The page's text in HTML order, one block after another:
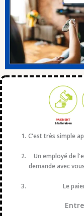
C'est très simple
Un employé de
demande avec
Le